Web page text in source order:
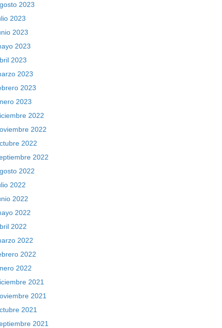
2023
2023
2023
2023
2023
2023
2023
2023
2022
2022
2022
2022
2022
2022
2022
2022
2022
2022
2022
2022
2021
2021
2021
2021